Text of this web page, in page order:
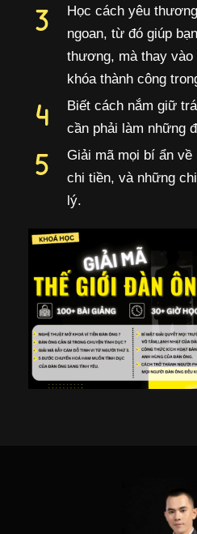
Học cách yêu
ngoan, từ đó giúp
thương, mà thay
khóa thành công
Biết cách nắm giữ
cần phải làm những
Giải mã mọi bí ẩn
chi tiền, và những
lý.